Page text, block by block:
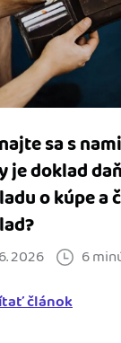
sa s
je doklad
o kúpe a
2026 6
článok